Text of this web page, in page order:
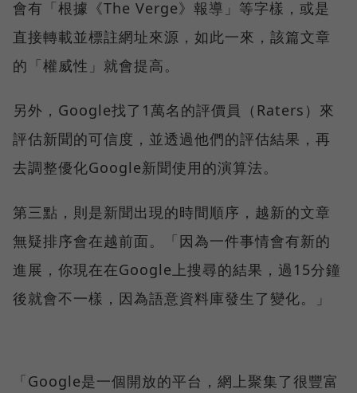
會有「根據《The Verge》報導」等字樣，或是
直接轉載並標註網址來源，如此一來，該篇文章
的「權威性」就會提高。
另外，Google找了1萬名的評價員（Raters）來
評估新聞的可信度，並透過他們的評估結果，再
去調整優化Google新聞使用的演算法。
第三點，則是新聞出現的時間順序，越新的文章
無疑排序會在越前面。「因為一件事情會有新的
進展，你現在在Google上搜尋的結果，過15分鐘
後就會不一樣，因為語意資料庫發生了變化。」
「Google是一個開放的平台，網上聚集了很豐富